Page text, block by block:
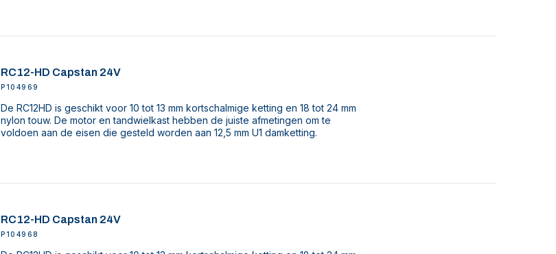
RC12-HD Capstan 24V
P104969
De RC12HD is geschikt voor 10 tot 13 mm kortschalmige ketting en 18 tot 24 mm
nylon touw. De motor en tandwielkast hebben de juiste afmetingen om te
voldoen aan de eisen die gesteld worden aan 12,5 mm U1 damketting.
RC12-HD Capstan 24V
P104968